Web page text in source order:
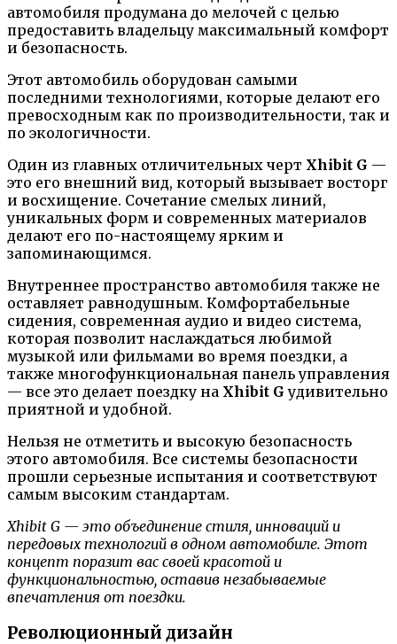
автомобиля продумана до мелочей с целью
предоставить владельцу максимальный комфорт
и безопасность.
Этот автомобиль оборудован самыми
последними технологиями, которые делают его
превосходным как по производительности, так и
по экологичности.
Один из главных отличительных черт Xhibit G —
это его внешний вид, который вызывает восторг
и восхищение. Сочетание смелых линий,
уникальных форм и современных материалов
делают его по-настоящему ярким и
запоминающимся.
Внутреннее пространство автомобиля также не
оставляет равнодушным. Комфортабельные
сидения, современная аудио и видео система,
которая позволит наслаждаться любимой
музыкой или фильмами во время поездки, а
также многофункциональная панель управления
— все это делает поездку на Xhibit G удивительно
приятной и удобной.
Нельзя не отметить и высокую безопасность
этого автомобиля. Все системы безопасности
прошли серьезные испытания и соответствуют
самым высоким стандартам.
Xhibit G — это объединение стиля, инноваций и
передовых технологий в одном автомобиле. Этот
концепт поразит вас своей красотой и
функциональностью, оставив незабываемые
впечатления от поездки.
Революционный дизайн